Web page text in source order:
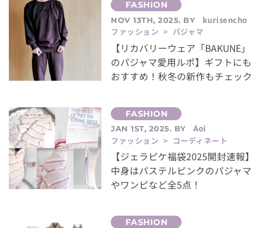
NOV 13TH, 2025. BY
kurisencho
ファッション > パジャマ
【リカバリーウェア「BAKUNE」
のパジャマ愛用ルポ】ギフトにも
おすすめ！秋冬の新作もチェック
JAN 1ST, 2025. BY
Aoi
ファッション > コーディネート
【ジェラピケ福袋2025開封速報】
中身はパステルピンクのパジャマ
やワンピなど全5点！